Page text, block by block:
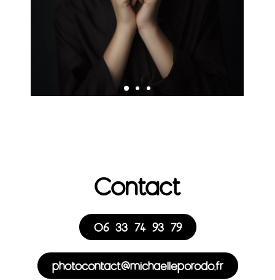
Contact
06 33 74 93 79
photocontact@michaelleporodo.fr